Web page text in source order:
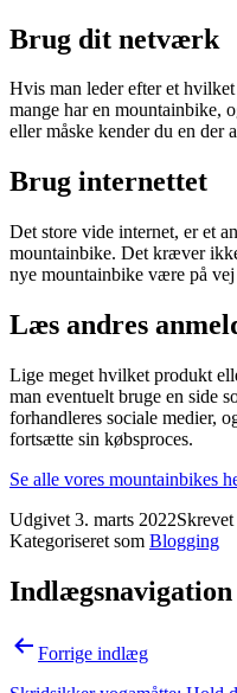
Brug dit netværk
Hvis man leder efter et
mange har en mountainbike,
eller måske kender du en der
Brug internettet
Det store vide internet, er et
mountainbike. Det kræver
nye mountainbike være på vej
Læs andres
Lige meget hvilket produkt
man eventuelt bruge en side
forhandleres sociale medier,
fortsætte sin købsproces.
Se alle vores mountainbikes
Udgivet 3. marts 2022
Kategoriseret som Blogging
Indlægsnavigation
Forrige indlæg